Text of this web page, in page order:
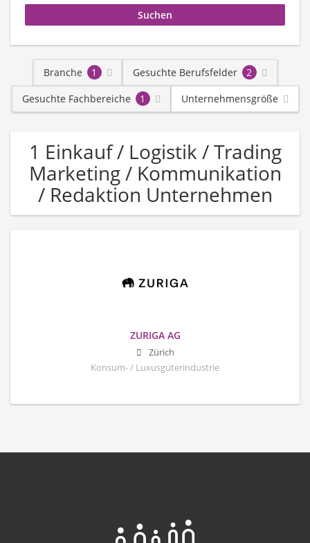
Branche 1 Gesuchte Berufsfelder
2
Gesuchte Fachbereiche
1 Unternehmensgröße
1 Einkauf / Logistik / Trading
Marketing / Kommunikation
/ Redaktion Unternehmen
ZURIGA AG
Zürich
Konsum- / Luxusgüterindustrie